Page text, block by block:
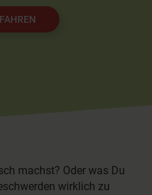
machst? Oder was Du
wirklich zu